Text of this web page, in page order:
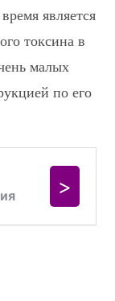
является
токсина в
малых
по его